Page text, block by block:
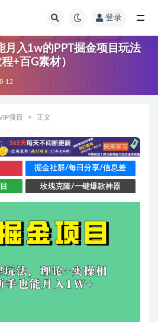
登录
月入1w的PPT掘金项目玩法
+百G素材）
12
项目 正文
掘金社群/每日分享/信息差
玫瑰克隆/一键爆款神器